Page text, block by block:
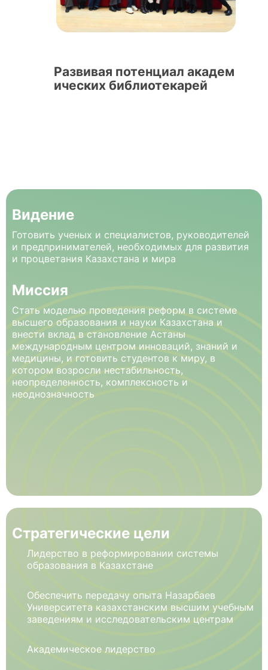
Развивая потенциал академ
ических библиотекарей
Видение
Готовить ученых и специалистов, руководителей
и предпринимателей, необходимых для развития
и процветания Казахстана и мира
Миссия
Стать моделью проведения реформ в системе
высшего образования и науки Казахстана и
внести вклад в становление Астаны
международным центром инноваций, знаний и
медицины, и готовить студентов к миру, в
котором возросли нестабильность,
неопределенность, комплексность и
неоднозначность
Стратегические цели
Лидерство в реформировании системы
образования в Казахстане
Обеспечить передачу опыта Назарбаев
Университета казахстанским высшим учебным
заведениям и исследовательским центрам
Академическое лидерство